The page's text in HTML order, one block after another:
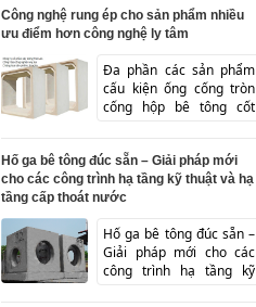
Công nghệ rung ép cho sản phẩm nhiều
ưu điểm hơn công nghệ ly tâm
Đa phần các sản phẩm
cấu kiện ống cống tròn
cống hộp bê tông cốt
Hố ga bê tông đúc sẵn – Giải pháp mới
cho các công trình hạ tầng kỹ thuật và hạ
tầng cấp thoát nước
Hố ga bê tông đúc sẵn –
Giải pháp mới cho các
công trình hạ tầng kỹ